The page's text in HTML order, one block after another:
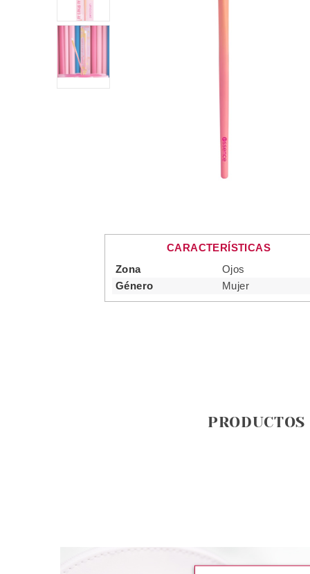
CARACTERÍSTICAS
Zona
Ojos
Género
Mujer